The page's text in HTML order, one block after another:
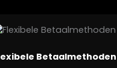
Betaalmethoden